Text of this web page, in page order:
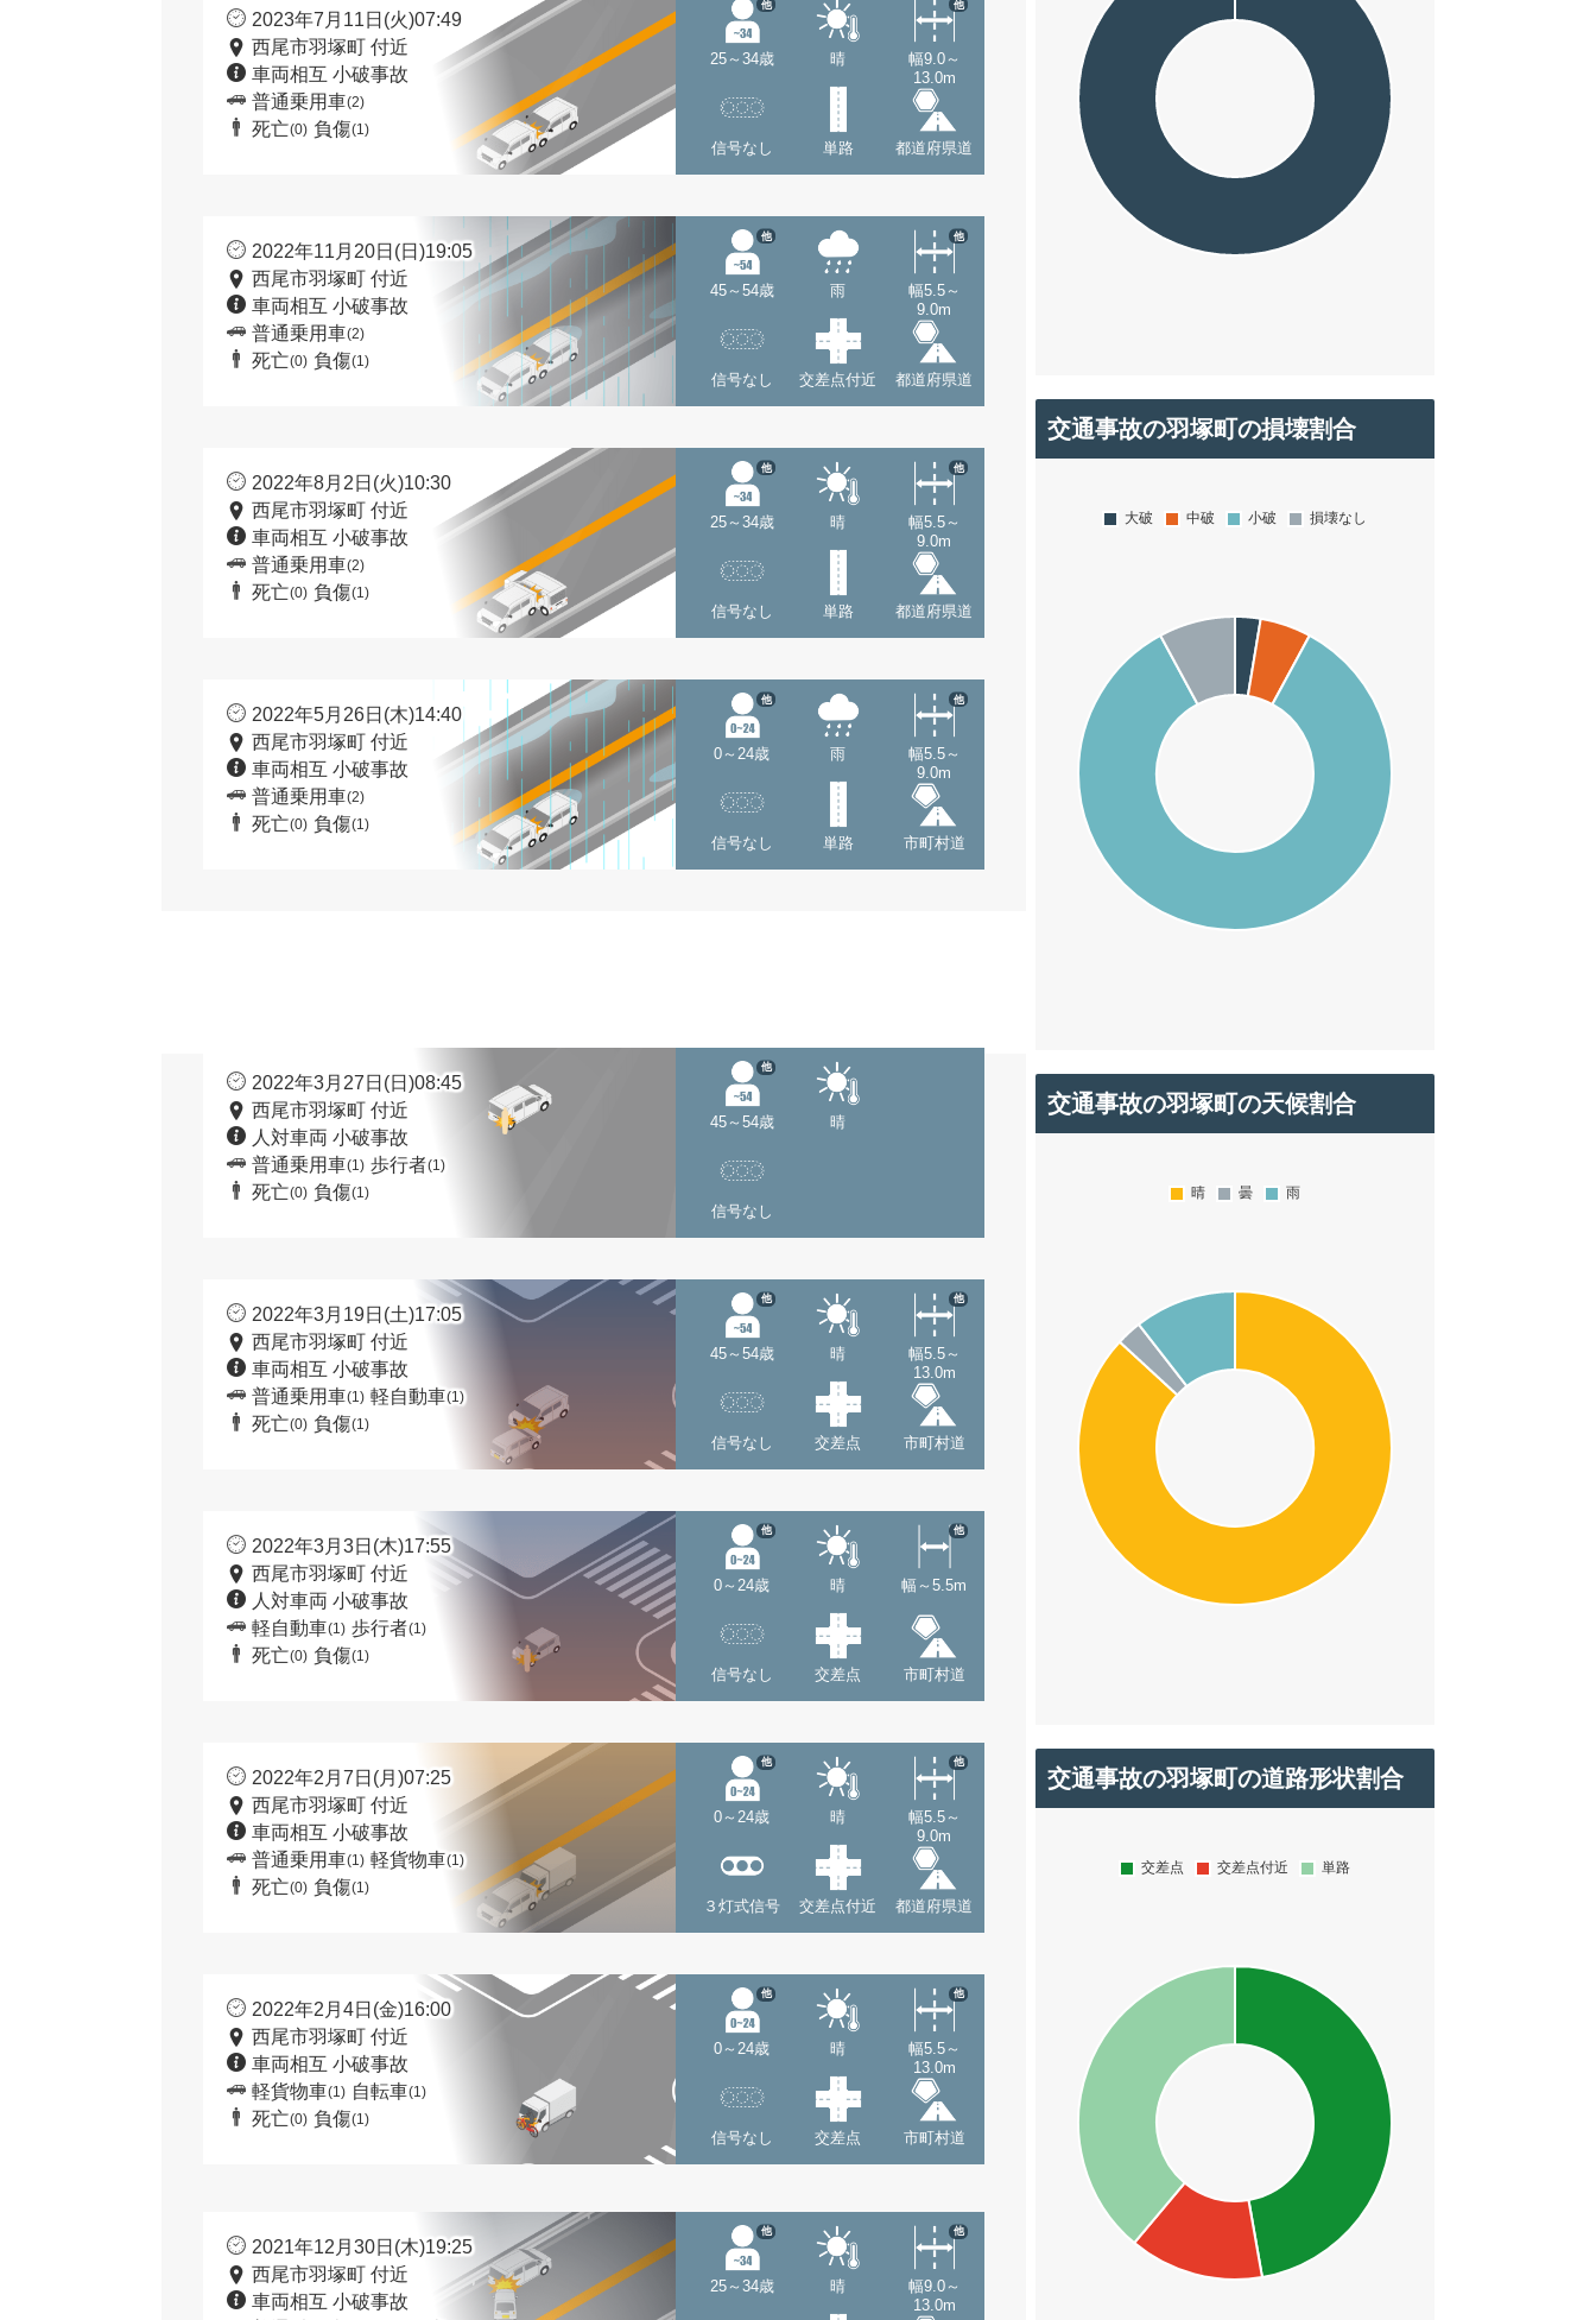
2023年7月11日(火)07:49
西尾市羽塚町 付近
車両相互 小破事故
普通乗用車(2)
死亡(0) 負傷(1)
25～34歳
他
晴
幅9.0～
13.0m
他
信号なし 単路 都道府県道
2022年11月20日(日)19:05
西尾市羽塚町 付近
車両相互 小破事故
普通乗用車(2)
死亡(0) 負傷(1)
45～54歳
他
雨
幅5.5～
9.0m
他
信号なし 交差点付近 都道府県道
2022年8月2日(火)10:30
西尾市羽塚町 付近
車両相互 小破事故
普通乗用車(2)
死亡(0) 負傷(1)
25～34歳
他
晴
幅5.5～
9.0m
他
信号なし 単路 都道府県道
2022年5月26日(木)14:40
西尾市羽塚町 付近
車両相互 小破事故
普通乗用車(2)
死亡(0) 負傷(1)
0～24歳
他
雨
幅5.5～
9.0m
他
信号なし 単路 市町村道
2022年3月27日(日)08:45
西尾市羽塚町 付近
人対車両 小破事故
普通乗用車(1) 歩行者(1)
死亡(0) 負傷(1)
45～54歳
他
晴
信号なし
2022年3月19日(土)17:05
西尾市羽塚町 付近
車両相互 小破事故
普通乗用車(1) 軽自動車(1)
死亡(0) 負傷(1)
45～54歳
他
晴
幅5.5～
13.0m
他
信号なし 交差点 市町村道
2022年3月3日(木)17:55
西尾市羽塚町 付近
人対車両 小破事故
軽自動車(1) 歩行者(1)
死亡(0) 負傷(1)
0～24歳
他
晴 幅～5.5m
他
信号なし 交差点 市町村道
2022年2月7日(月)07:25
西尾市羽塚町 付近
車両相互 小破事故
普通乗用車(1) 軽貨物車(1)
死亡(0) 負傷(1)
0～24歳
他
晴
幅5.5～
9.0m
他
３灯式信号 交差点付近 都道府県道
2022年2月4日(金)16:00
西尾市羽塚町 付近
車両相互 小破事故
軽貨物車(1) 自転車(1)
死亡(0) 負傷(1)
0～24歳
他
晴
幅5.5～
13.0m
他
信号なし 交差点 市町村道
2021年12月30日(木)19:25
西尾市羽塚町 付近
車両相互 小破事故
25～34歳
他
晴
幅9.0～
13.0m
他
交通事故の羽塚町の損壊割合
交通事故の羽塚町の天候割合
交通事故の羽塚町の道路形状割合